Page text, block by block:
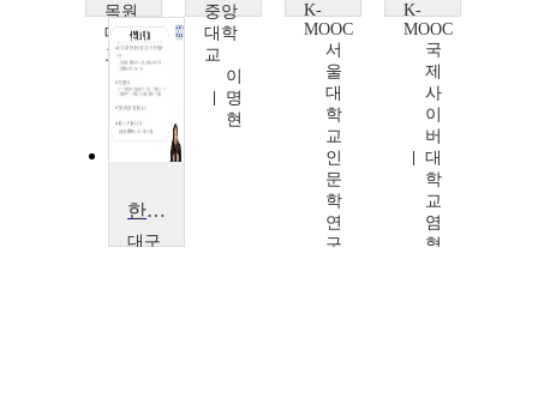
목원
대학
교
변
승
구
중앙
대학
교
이
명
현
K-
MOOC
서
울
대
학
교
인
문
학
연
구
K-
MOOC
국
제
사
이
버
대
학
교
염
형
한국문학사상의 깊이와 넓이
대구